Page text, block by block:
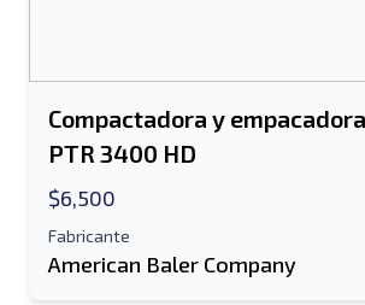
Compactadora y
PTR 3400 HD
$6,500
Fabricante
American Baler Company